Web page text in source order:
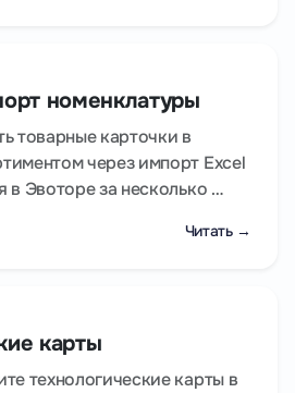
номенклатуры
товарные карточки в
через импорт Excel
в Эвоторе за несколько …
Читать →
карты
технологические карты в